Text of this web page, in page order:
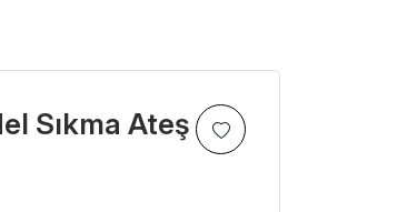
Sıkma Ateş